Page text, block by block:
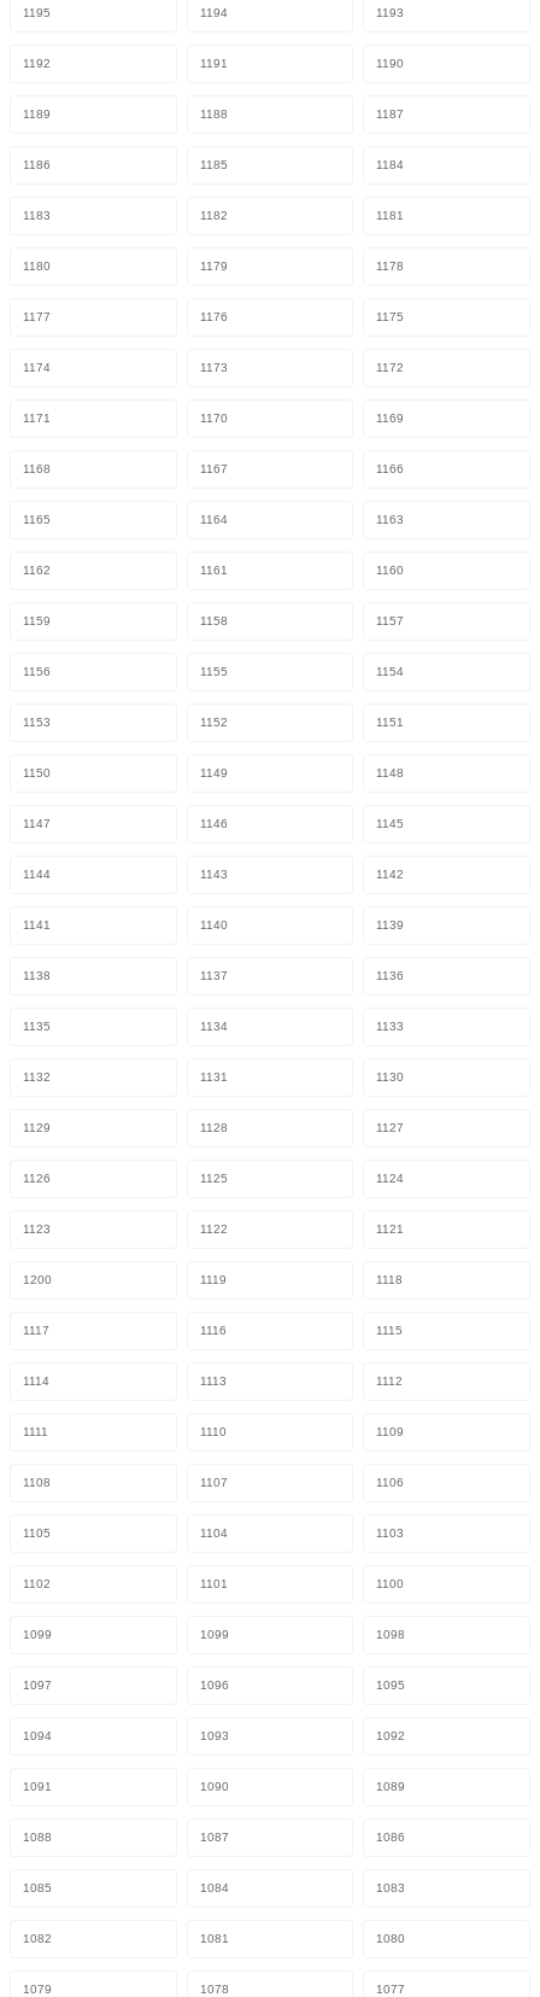
1195 1194 1193
1192 1191 1190
1189 1188 1187
1186 1185 1184
1183 1182 1181
1180 1179 1178
1177 1176 1175
1174 1173 1172
1171 1170 1169
1168 1167 1166
1165 1164 1163
1162 1161 1160
1159 1158 1157
1156 1155 1154
1153 1152 1151
1150 1149 1148
1147 1146 1145
1144 1143 1142
1141 1140 1139
1138 1137 1136
1135 1134 1133
1132 1131 1130
1129 1128 1127
1126 1125 1124
1123 1122 1121
1200 1119 1118
1117 1116 1115
1114 1113 1112
1111 1110 1109
1108 1107 1106
1105 1104 1103
1102 1101 1100
1099 1099 1098
1097 1096 1095
1094 1093 1092
1091 1090 1089
1088 1087 1086
1085 1084 1083
1082 1081 1080
1079 1078 1077